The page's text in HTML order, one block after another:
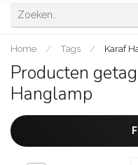
Home / Tags / Karaf
Producten
Hanglamp